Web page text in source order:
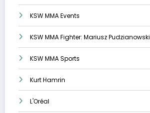
KSW MMA Events
KSW MMA Fighter: Mariusz Pudzianowski
KSW MMA Sports
Kurt Hamrin
L'Oréal